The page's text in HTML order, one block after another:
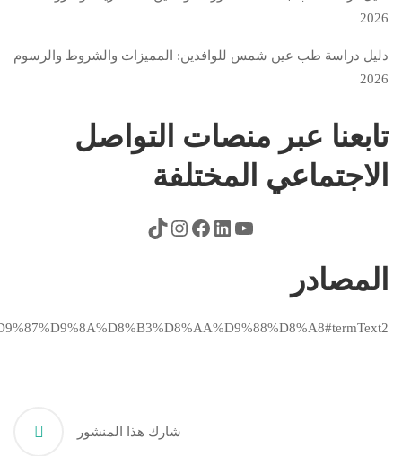
2026
دليل دراسة طب عين شمس للوافدين: المميزات والشروط والرسوم
2026
تابعنا عبر منصات التواصل
الاجتماعي المختلفة
المصادر
شارك هذا المنشور